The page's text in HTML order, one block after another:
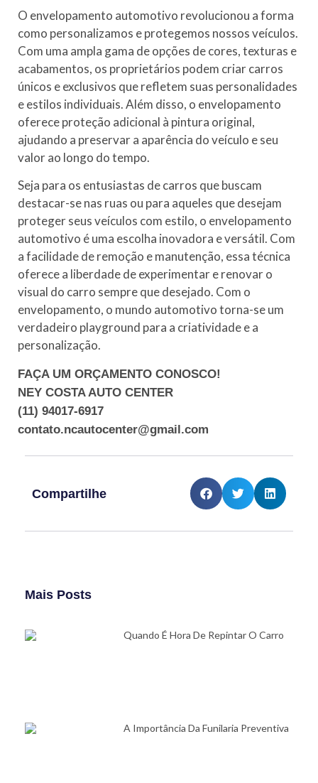
O envelopamento automotivo revolucionou a forma
como personalizamos e protegemos nossos veículos.
Com uma ampla gama de opções de cores, texturas e
acabamentos, os proprietários podem criar carros
únicos e exclusivos que refletem suas personalidades
e estilos individuais. Além disso, o envelopamento
oferece proteção adicional à pintura original,
ajudando a preservar a aparência do veículo e seu
valor ao longo do tempo.
Seja para os entusiastas de carros que buscam
destacar-se nas ruas ou para aqueles que desejam
proteger seus veículos com estilo, o envelopamento
automotivo é uma escolha inovadora e versátil. Com
a facilidade de remoção e manutenção, essa técnica
oferece a liberdade de experimentar e renovar o
visual do carro sempre que desejado. Com o
envelopamento, o mundo automotivo torna-se um
verdadeiro playground para a criatividade e a
personalização.
FAÇA UM ORÇAMENTO CONOSCO!
NEY COSTA AUTO CENTER
(11) 94017-6917
contato.ncautocenter@gmail.com
Compartilhe
Mais Posts
Quando É Hora De Repintar O Carro
A Importância Da Funilaria Preventiva